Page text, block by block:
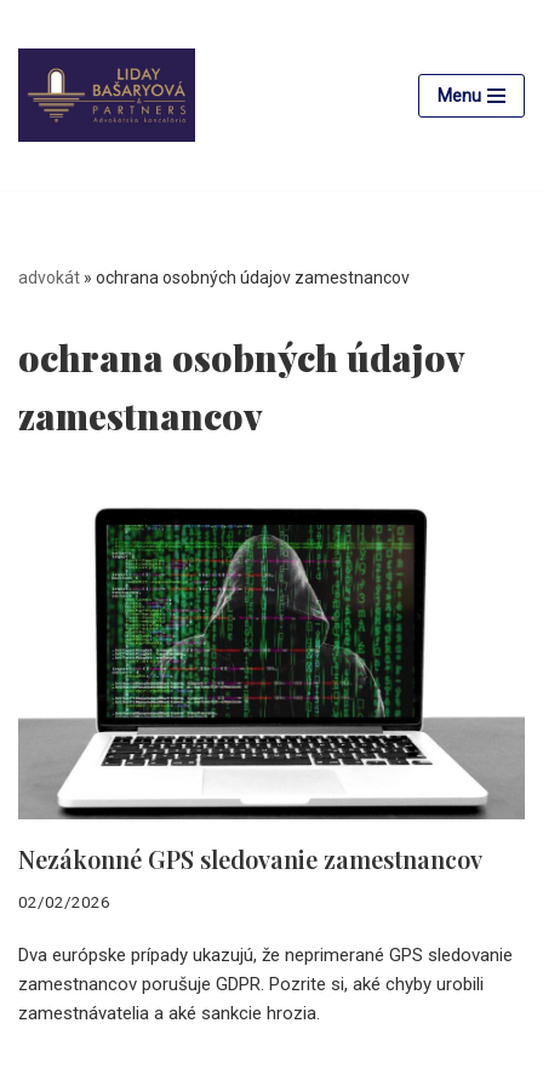
Preskočiť
na
obsah
Menu
advokát » ochrana osobných údajov zamestnancov
ochrana osobných údajov
zamestnancov
Nezákonné GPS sledovanie zamestnancov
02/02/2026
Dva európske prípady ukazujú, že neprimerané GPS sledovanie
zamestnancov porušuje GDPR. Pozrite si, aké chyby urobili
zamestnávatelia a aké sankcie hrozia.